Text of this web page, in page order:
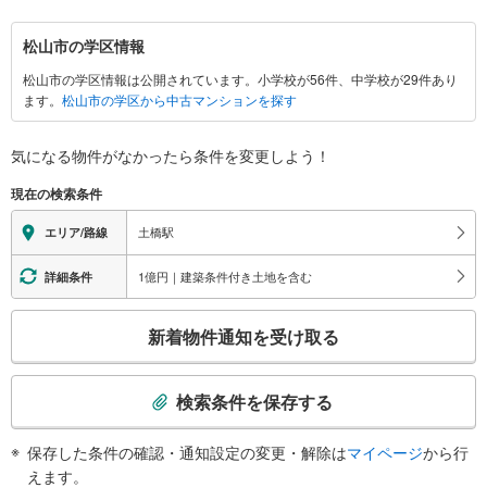
松
山
市
に
す
情
報
松山市の学区情報
松山市の学区情報は公開されています。小学校が56件、中学校が29件あり
ます。 松山市の学区から中古マンションを探す
気になる物件がなかったら条件を変更しよう！
現在の検索条件
エリア/路線 土橋駅
詳細条件 1億円｜建築条件付き土地を含む
検
新着物件通知を受け取る
検索条件を保存する
保存した条件の確認・通知設定の変更・解除はマイページから行
えます。